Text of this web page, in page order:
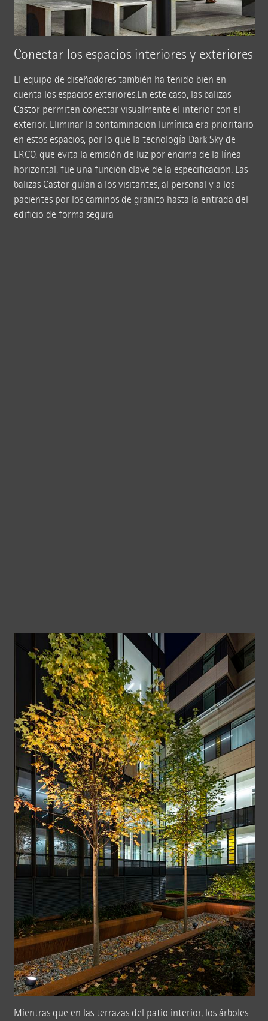
Conectar los espacios interiores y exteriores
El equipo de diseñadores también ha tenido bien en
cuenta los espacios exteriores.En este caso, las balizas
Castorpermiten conectar visualmente el interior con el
exterior. Eliminar la contaminación lumínica era prioritario
en estos espacios, por lo que la tecnología Dark Sky de
ERCO, que evita la emisión de luz por encima de la línea
horizontal, fue una función clave de la especificación. Las
balizas Castor guían a los visitantes, al personal y a los
pacientes por los caminos de granito hasta la entrada del
edificio de forma segura
Mientras que en las terrazas del patio interior, los árboles